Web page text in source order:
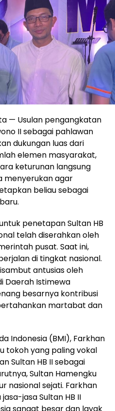
— Usulan pengangkatan
II sebagai pahlawan
dukungan luas dari
elemen masyarakat,
keturunan langsung
menyerukan agar
beliau sebagai
penetapan Sultan HB
telah diserahkan oleh
pusat. Saat ini,
di tingkat nasional.
antusias oleh
Daerah Istimewa
besarnya kontribusi
martabat dan
Indonesia (BMI), Farkhan
tokoh yang paling vokal
Sultan HB II sebagai
Sultan Hamengku
nasional sejati. Farkhan
jasa Sultan HB II